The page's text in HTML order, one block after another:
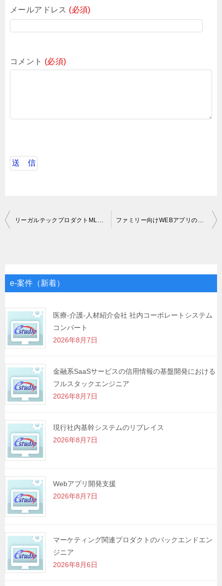
メールアドレス (必須)
コメント (必須)
投
ゲ
シ
ョ
ン
リーガルテックプロダクトMLエンジニア募集 ファミリー向けWEBアプリのUXリードデザイナー
e-案件（新着）
医療-介護-人材紹介会社 社内コーポレートシステム
コンバート
2026年8月7日
金融系SaaSサービスの信用情報の基盤開発における
フルスタックエンジニア
2026年8月7日
現行社内基幹システムのリプレイス
2026年8月7日
Webアプリ開発支援
2026年8月7日
マーケティング関連プロダクトのバックエンドエン
ジニア
2026年8月6日